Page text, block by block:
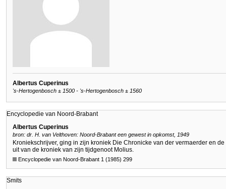
Albertus Cuperinus
's-Hertogenbosch ± 1500 - 's-Hertogenbosch ± 1560
Encyclopedie van Noord-Brabant
Albertus Cuperinus
bron: dr. H. van Velthoven: Noord-Brabant een gewest in opkomst, 1949
Kroniekschrijver, ging in zijn kroniek Die Chronicke van der vermaerder en
uit van de kroniek van zijn tijdgenoot Molius.
Encyclopedie van Noord-Brabant 1 (1985) 299
Smits